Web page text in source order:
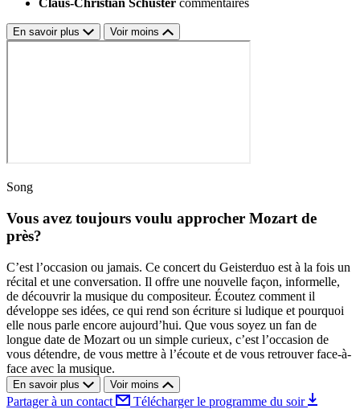
Claus-Christian Schuster commentaires
En savoir plus Voir moins
Song
Vous avez toujours voulu approcher Mozart de
près?
C’est l’occasion ou jamais. Ce concert du Geisterduo est à la fois un
récital et une conversation. Il offre une nouvelle façon, informelle,
de découvrir la musique du compositeur. Écoutez comment il
développe ses idées, ce qui rend son écriture si ludique et pourquoi
elle nous parle encore aujourd’hui. Que vous soyez un fan de
longue date de Mozart ou un simple curieux, c’est l’occasion de
vous détendre, de vous mettre à l’écoute et de vous retrouver face-à-
face avec la musique.
En savoir plus Voir moins
Partager à un contact Télécharger le programme du soir